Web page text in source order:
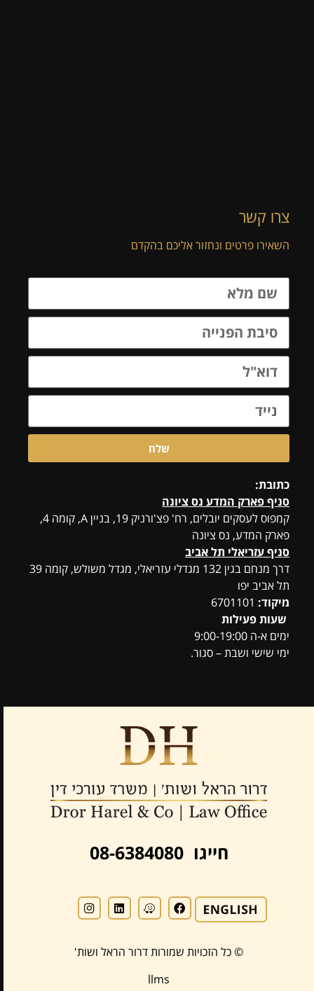
צרו קשר
השאירו פרטים ונחזור אליכם בהקדם
שלח
כתובת:
סניף פארק המדע נס ציונה
קמפוס לעסקים יובלים, רח' פצ'ורניק 19, בניין A, קומה 4,
פארק המדע, נס ציונה
סניף עזריאלי תל אביב
דרך מנחם בגין 132 מגדלי עזריאלי, מגדל משולש, קומה 39
תל אביב יפו
מיקוד:
שעות פעילות
ימים א-ה 9:00-19:00
ימי שישי ושבת – סגור.
חייגו 08-6384080
© כל הזכויות שמורות דרור הראל ושות'
llms